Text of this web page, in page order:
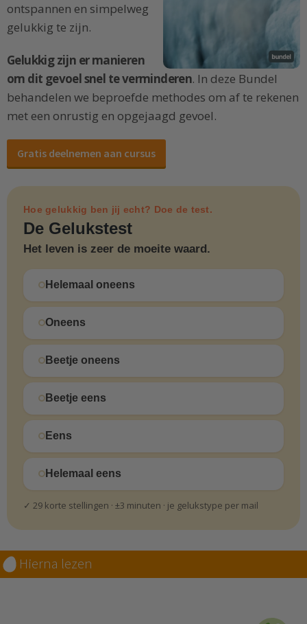
ontspannen en simpelweg
gelukkig te zijn.
Gelukkig zijn er manieren
om dit gevoel snel te verminderen. In deze Bundel
behandelen we beproefde methodes om af te rekenen
met een onrustig en opgejaagd gevoel.
Gratis deelnemen aan cursus
Hoe gelukkig ben jij echt? Doe de test.
De Gelukstest
Het leven is zeer de moeite waard.
Helemaal oneens
Oneens
Beetje oneens
Beetje eens
Eens
Helemaal eens
✓ 29 korte stellingen · ±3 minuten · je gelukstype per mail
Hierna lezen